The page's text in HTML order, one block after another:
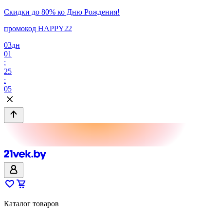
Скидки до 80% ко Дню Рождения!
промокод HAPPY22
03дн
01
:
25
:
05
Каталог товаров